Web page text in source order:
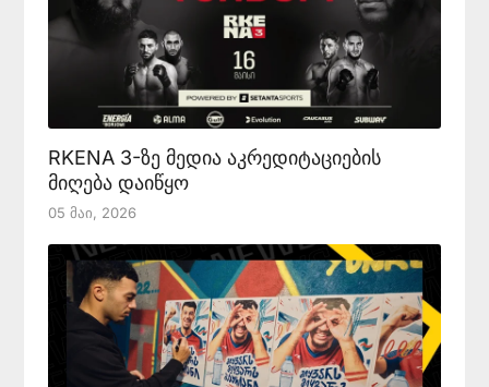
RKENA 3-ზე მედია აკრედიტაციების
მიღება დაიწყო
05 Მაი, 2026